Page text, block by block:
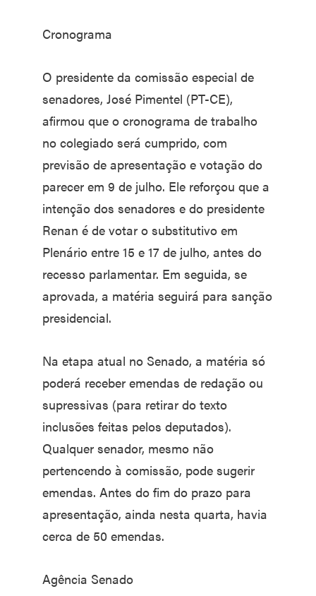
Cronograma
O presidente da comissão especial de
senadores, José Pimentel (PT-CE),
afirmou que o cronograma de trabalho
no colegiado será cumprido, com
previsão de apresentação e votação do
parecer em 9 de julho. Ele reforçou que a
intenção dos senadores e do presidente
Renan é de votar o substitutivo em
Plenário entre 15 e 17 de julho, antes do
recesso parlamentar. Em seguida, se
aprovada, a matéria seguirá para sanção
presidencial.
Na etapa atual no Senado, a matéria só
poderá receber emendas de redação ou
supressivas (para retirar do texto
inclusões feitas pelos deputados).
Qualquer senador, mesmo não
pertencendo à comissão, pode sugerir
emendas. Antes do fim do prazo para
apresentação, ainda nesta quarta, havia
cerca de 50 emendas.
Agência Senado